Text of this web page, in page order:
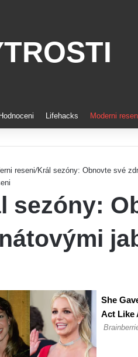
Hodnoceni Lifehacks Moderni
reseni/Král sezóny: Obnovte své
sezóny: